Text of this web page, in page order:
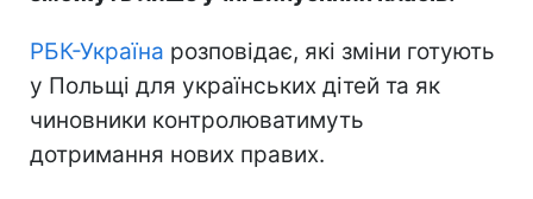
РБК-Україна розповідає, які зміни готують
у Польщі для українських дітей та як
чиновники контролюватимуть
дотримання нових правих.